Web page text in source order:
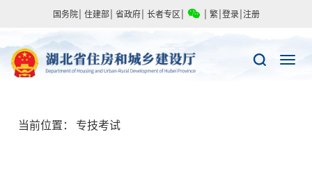
国务院 住建部 省政府 长者专区 繁 登录 注册
当前位置： 专技考试